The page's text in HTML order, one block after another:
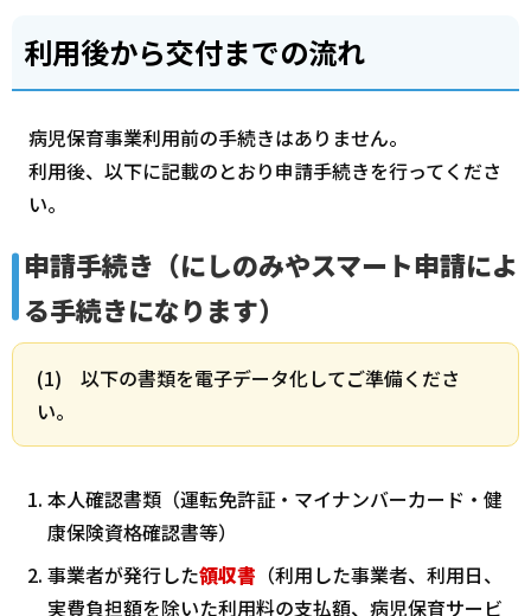
利用後から交付までの流れ
病児保育事業利用前の手続きはありません。
利用後、以下に記載のとおり申請手続きを行ってくださ
い。
申請手続き（にしのみやスマート申請によ
る手続きになります）
(1) 以下の書類を電子データ化してご準備くださ
い。
本人確認書類（運転免許証・マイナンバーカード・健
康保険資格確認書等）
事業者が発行した領収書 （利用した事業者、利用日、
実費負担額を除いた利用料の支払額、病児保育サービ